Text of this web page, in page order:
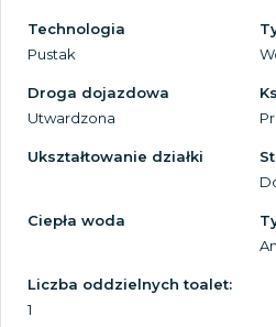
Technologia
Pustak
Droga dojazdowa
Utwardzona
Ukształtowanie działki
Ciepła woda
Liczba oddzielnych toalet:
1